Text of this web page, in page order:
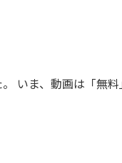
いま、動画は「無